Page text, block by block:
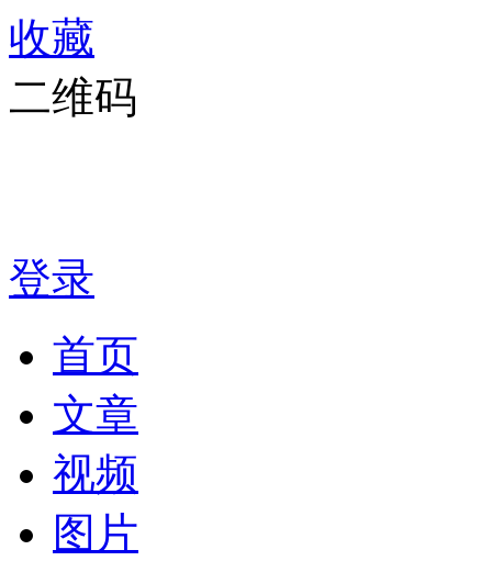
收藏
二维码
登录
首页
文章
视频
图片